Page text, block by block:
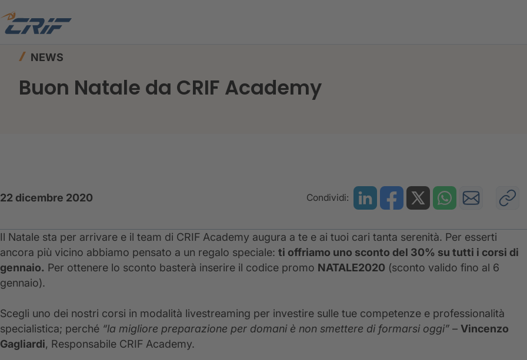
Home
NEWS
Buon Natale da CRIF Academy
22 dicembre 2020 Condividi:
Il Natale sta per arrivare e il team di CRIF Academy augura a te e ai tuoi cari tanta serenità. Per esserti
ancora più vicino abbiamo pensato a un regalo speciale: ti offriamo uno sconto del 30% su tutti i corsi di
gennaio. Per ottenere lo sconto basterà inserire il codice promo NATALE2020 (sconto valido fino al 6
gennaio).
Scegli uno dei nostri corsi in modalità livestreaming per investire sulle tue competenze e professionalità
specialistica; perché “la migliore preparazione per domani è non smettere di formarsi oggi” – Vincenzo
Gagliardi, Responsabile CRIF Academy.